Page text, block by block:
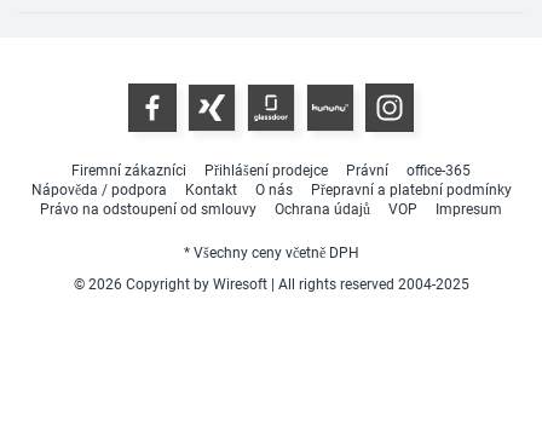
Firemní zákazníci Přihlášení prodejce Právní
office-365
Nápověda / podpora
Kontakt O nás
Přepravní a platební podmínky
Právo na odstoupení od smlouvy
Ochrana údajů VOP Impresum
* Všechny ceny včetně DPH
© 2026 Copyright by Wiresoft | All rights reserved 2004-2025